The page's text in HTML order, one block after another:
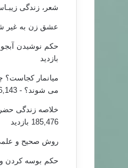
شعر، زندگی
عشق زن به غیر
حکم نوشیدن
بازدید
میانمار کجاست؟
می شوند؟ - 196,143 بازدید
خلاصه زندگی
185,476 بازدید
روش صحیح و
حکم بوسه کردن و